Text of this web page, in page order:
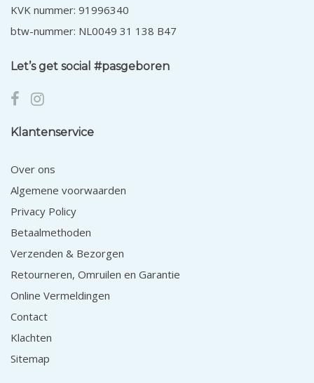
KVK nummer: 91996340
btw-nummer: NL0049 31 138 B47
Let’s get social #pasgeboren
Klantenservice
Over ons
Algemene voorwaarden
Privacy Policy
Betaalmethoden
Verzenden & Bezorgen
Retourneren, Omruilen en Garantie
Online Vermeldingen
Contact
Klachten
Sitemap